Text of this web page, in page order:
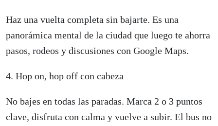
Haz una vuelta completa sin bajarte. Es una
panorámica mental de la ciudad que luego te ahorra
pasos, rodeos y discusiones con Google Maps.
4. Hop on, hop off con cabeza
No bajes en todas las paradas. Marca 2 o 3 puntos
clave, disfruta con calma y vuelve a subir. El bus no